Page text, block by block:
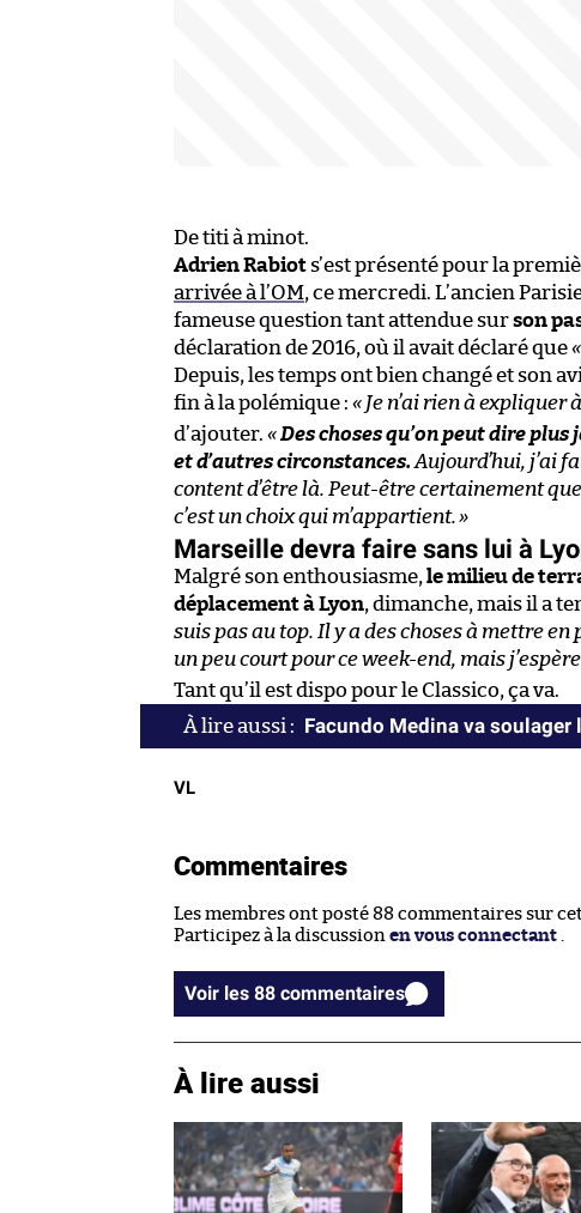
De titi à minot.
Adrien Rabiot s’est présenté pour la
arrivée à l’OM, ce mercredi. L’ancien
fameuse question tant attendue surson
déclaration de 2016, où il avait déclaré que
Depuis, les temps ont bien changé et son
fin à la polémique : « Je n’ai rien à expliquer
d’ajouter. «Des choses qu’on peut dire
et d’autres circonstances. Aujourd’hui, j’ai
content d’être là. Peut-être certainement
c’est un choix qui m’appartient.»
Marseille devra faire sans lui à
Malgré son enthousiasme, le milieu de
déplacement à Lyon, dimanche, mais il a
suis pas au top. Il y a des choses à mettre
un peu court pour ce week-end, mais
Tant qu’il est dispo pour le Classico, ça va.
Facundo Medina va soulager
VL
Commentaires
Les membres ont posté 88 commentaires sur
Participez à la discussion en vous connectant
Voir les 88 commentaires
À lire aussi